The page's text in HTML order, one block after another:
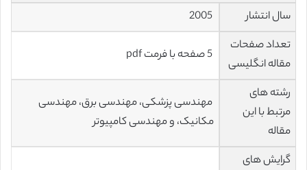
سال انتشار
تعداد صفحات
مقاله انگلیسی
رشته های
مرتبط با این
مقاله
مهندسی پزشکی، مهندسی برق، مهندسی
مکانیک، و مهندسی کامپیوتر
گرایش های